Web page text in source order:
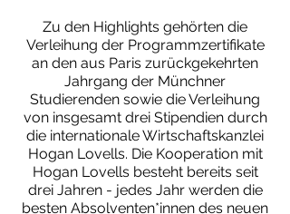
Zu den Highlights gehörten die
Verleihung der Programmzertifikate
an den aus Paris zurückgekehrten
Jahrgang der Münchner
Studierenden sowie die Verleihung
von insgesamt drei Stipendien durch
die internationale Wirtschaftskanzlei
Hogan Lovells. Die Kooperation mit
Hogan Lovells besteht bereits seit
drei Jahren - jedes Jahr werden die
besten Absolventen*innen des neuen